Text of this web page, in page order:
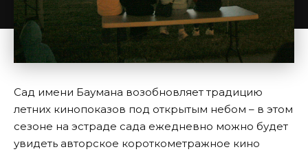
Сад имени Баумана возобновляет традицию
летних кинопоказов под открытым небом – в этом
сезоне на эстраде сада ежедневно можно будет
увидеть авторское короткометражное кино